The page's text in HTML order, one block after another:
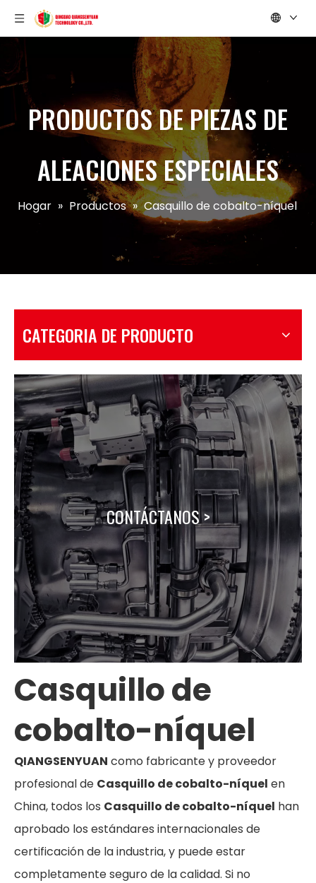
PRODUCTOS DE PIEZAS DE
ALEACIONES ESPECIALES
Hogar » Productos » Casquillo de cobalto-níquel
CATEGORIA DE PRODUCTO
CONTÁCTANOS >
Casquillo de
cobalto-níquel
QIANGSENYUAN como fabricante y proveedor
profesional de Casquillo de cobalto-níquel en
China, todos los Casquillo de cobalto-níquel han
aprobado los estándares internacionales de
certificación de la industria, y puede estar
completamente seguro de la calidad. Si no